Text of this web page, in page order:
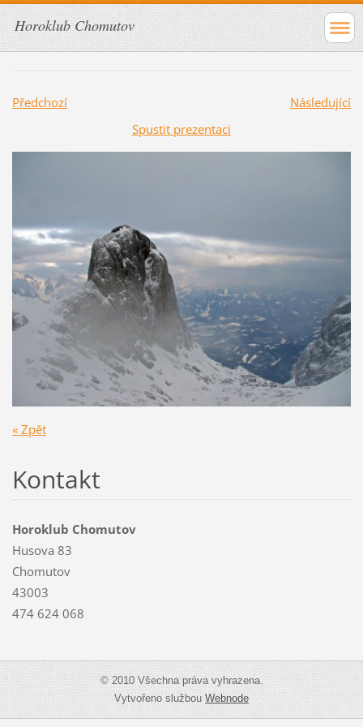
Horoklub Chomutov
Předchozí
Následující
Spustit prezentaci
« Zpět
Kontakt
Horoklub Chomutov
Husova 83
Chomutov
43003
474 624 068
© 2010 Všechna práva vyhrazena.
Vytvořeno službouWebnode